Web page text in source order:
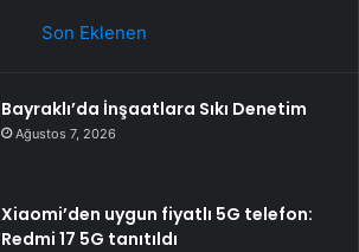
Son Eklenen
Bayraklı’da İnşaatlara Sıkı Denetim
Ağustos 7, 2026
Xiaomi’den uygun fiyatlı 5G telefon:
Redmi 17 5G tanıtıldı